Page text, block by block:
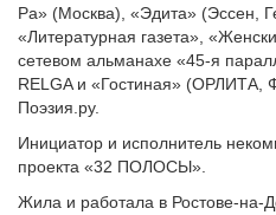
Ра» (Москва), «Эдита» (Эссен,
«Литературная газета»,
сетевом альманахе «45-я
RELGA и «Гостиная»
Поэзия.ру.
Инициатор и исполнитель
проекта «32 ПОЛОСЫ».
Жила и работала в Ростове-на-